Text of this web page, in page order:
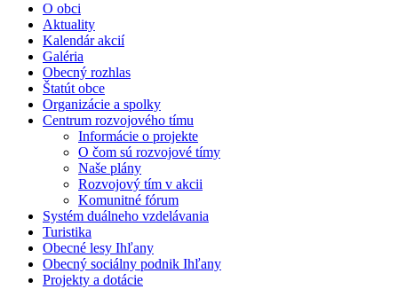
O obci
Aktuality
Kalendár akcií
Galéria
Obecný rozhlas
Štatút obce
Organizácie a spolky
Centrum rozvojového tímu
Informácie o projekte
O čom sú rozvojové tímy
Naše plány
Rozvojový tím v akcii
Komunitné fórum
Systém duálneho vzdelávania
Turistika
Obecné lesy Ihľany
Obecný sociálny podnik Ihľany
Projekty a dotácie